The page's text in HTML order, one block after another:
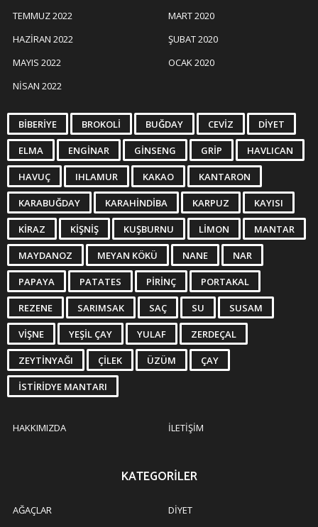
TEMMUZ 2022
HAZIRAN 2022
MAYIS 2022
NISAN 2022
MART 2020
ŞUBAT 2020
OCAK 2020
BIBERIYE BROKOLI BUĞDAY CEVIZ DIYET
ELMA ENGINAR GINSENG GRIP HAVLICAN
HAVUÇ IHLAMUR KAKAO KANTARON
KARABUĞDAY KARAHINDIBA KARPUZ KAYISI
KIRAZ KIŞNIŞ KUŞBURNU LIMON MANTAR
MAYDANOZ MEYAN KÖKÜ NANE NAR
PAPAYA PATATES PIRINÇ PORTAKAL
REZENE SARIMSAK SAÇ SU SUSAM
VIŞNE YEŞIL ÇAY YULAF ZERDEÇAL
ZEYTINYAĞI ÇILEK ÜZÜM ÇAY
İSTIRIDYE MANTARI
HAKKIMIZDA İLETIŞIM
KATEGORILER
AĞAÇLAR
DIYET